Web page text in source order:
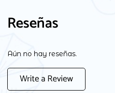
Reseñas
Aún no hay reseñas.
Write a Review